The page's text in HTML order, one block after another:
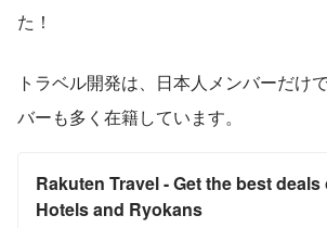
た！
トラベル開発は、日本人メンバーだけ
バーも多く在籍しています。
Rakuten Travel - Get the best
Hotels and Ryokans